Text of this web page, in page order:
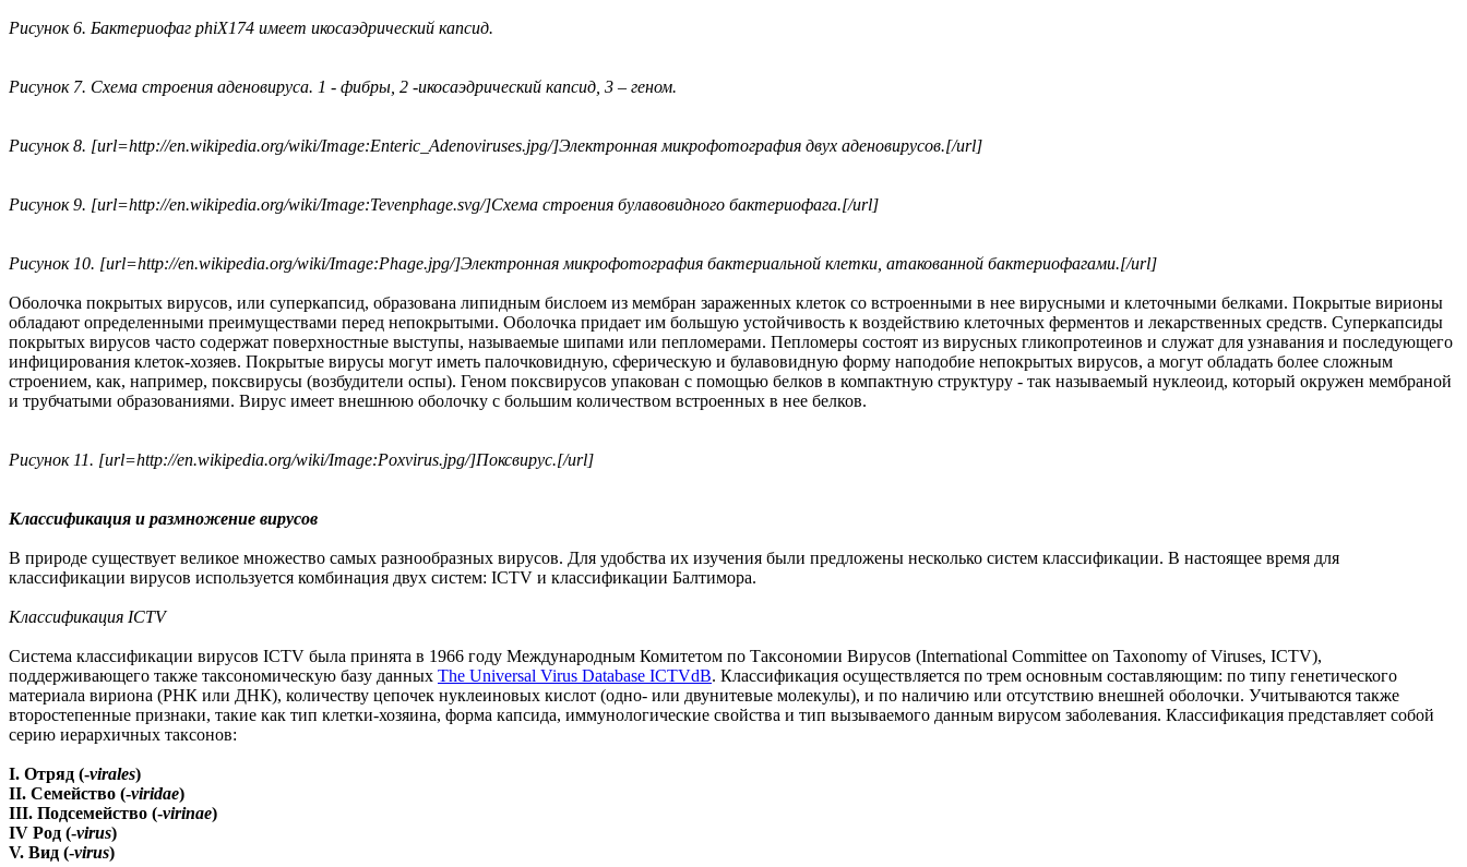
Рисунок 6. Бактериофаг phiX174 имеет икосаэдрический капсид.
Рисунок 7. Схема строения аденовируса. 1 - фибры, 2 -икосаэдрический капсид, 3 – геном.
Рисунок 8. [url=http://en.wikipedia.org/wiki/Image:Enteric_Adenoviruses.jpg/]Электронная микрофотография двух аденовирусов.[/url]
Рисунок 9. [url=http://en.wikipedia.org/wiki/Image:Tevenphage.svg/]Схема строения булавовидного бактериофага.[/url]
Рисунок 10. [url=http://en.wikipedia.org/wiki/Image:Phage.jpg/]Электронная микрофотография бактериальной клетки, атакованной бактериофагами.[/url]
Оболочка покрытых вирусов, или суперкапсид, образована липидным бислоем из мембран зараженных клеток со встроенными в нее вирусными и клеточными белками. Покрытые вирионы
обладают определенными преимуществами перед непокрытыми. Оболочка придает им большую устойчивость к воздействию клеточных ферментов и лекарственных средств. Суперкапсиды
покрытых вирусов часто содержат поверхностные выступы, называемые шипами или пепломерами. Пепломеры состоят из вирусных гликопротеинов и служат для узнавания и последующего
инфицирования клеток-хозяев. Покрытые вирусы могут иметь палочковидную, сферическую и булавовидную форму наподобие непокрытых вирусов, а могут обладать более сложным
строением, как, например, поксвирусы (возбудители оспы). Геном поксвирусов упакован с помощью белков в компактную структуру - так называемый нуклеоид, который окружен мембраной
и трубчатыми образованиями. Вирус имеет внешнюю оболочку с большим количеством встроенных в нее белков.
Рисунок 11. [url=http://en.wikipedia.org/wiki/Image:Poxvirus.jpg/]Поксвирус.[/url]
Классификация и размножение вирусов
В природе существует великое множество самых разнообразных вирусов. Для удобства их изучения были предложены несколько систем классификации. В настоящее время для
классификации вирусов используется комбинация двух систем: ICTV и классификации Балтимора.
Классификация ICTV
Система классификации вирусов ICTV была принята в 1966 году Международным Комитетом по Таксономии Вирусов (International Committee on Taxonomy of Viruses, ICTV),
поддерживающего также таксономическую базу данных The Universal Virus Database ICTVdB. Классификация осуществляется по трем основным составляющим: по типу генетического
материала вириона (РНК или ДНК), количеству цепочек нуклеиновых кислот (одно- или двунитевые молекулы), и по наличию или отсутствию внешней оболочки. Учитываются также
второстепенные признаки, такие как тип клетки-хозяина, форма капсида, иммунологические свойства и тип вызываемого данным вирусом заболевания. Классификация представляет собой
серию иерархичных таксонов:
I. Отряд (-virales)
II. Семейство (-viridae)
III. Подсемейство (-virinae)
IV Род (-virus)
V. Вид (-virus)